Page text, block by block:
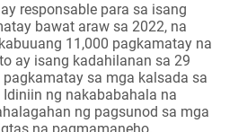
responsable para sa isang
bawat araw sa 2022, na
11,000 pagkamatay na
ay isang kadahilanan sa 29
sa mga kalsada sa
ng nakababahala na
ng pagsunod sa mga